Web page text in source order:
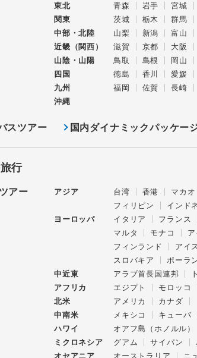
東北
青森 岩手 宮城
関東
茨城 栃木 群馬
中部・北陸
山梨 新潟 富山
近畿（関西）
滋賀 京都 大阪
山陰・山陽
鳥取 島根 岡山
四国
徳島 香川 愛媛
九州
福岡 佐賀 長崎
沖縄
スツアー 国内ダイナミックパッケー
行
アー アジア 台湾 香港 マカオ
フィリピン
インド
ヨーロッパ
イタリア フランス
マルタ
モナコ
フィンランド
アイ
スロバキア
ポーラ
中近東
アラブ首長国連邦
アフリカ
エジプト モロッコ
北米
アメリカ
カナダ
中南米
メキシコ キューバ
ハワイ
オアフ島（ホノルル）
ミクロネシア
グアム サイパン
オセアニア
オーストラリア ニ